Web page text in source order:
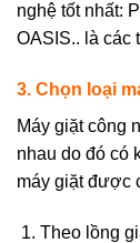
nghệ tốt nhất:
OASIS.. là
3. Chọn loại
Máy giặt công
nhau do đó có
máy giặt được
Theo lồng